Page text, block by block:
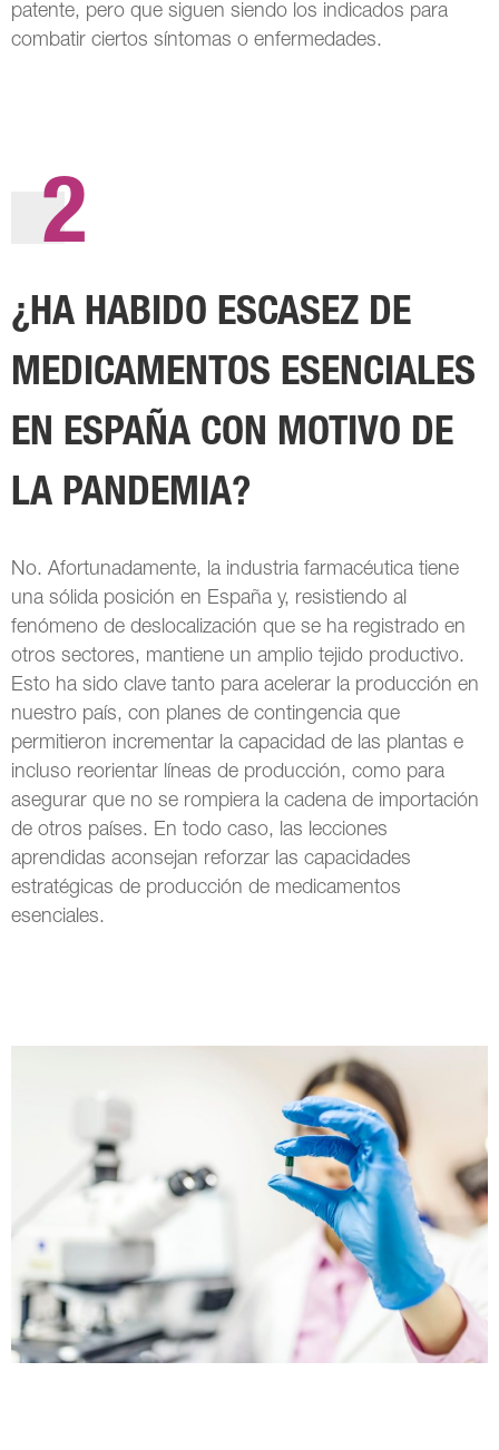
patente, pero que siguen siendo los indicados para
combatir ciertos síntomas o enfermedades.
2
¿HA HABIDO ESCASEZ DE
MEDICAMENTOS ESENCIALES
EN ESPAÑA CON MOTIVO DE
LA PANDEMIA?
No. Afortunadamente, la industria farmacéutica tiene
una sólida posición en España y, resistiendo al
fenómeno de deslocalización que se ha registrado en
otros sectores, mantiene un amplio tejido productivo.
Esto ha sido clave tanto para acelerar la producción en
nuestro país, con planes de contingencia que
permitieron incrementar la capacidad de las plantas e
incluso reorientar líneas de producción, como para
asegurar que no se rompiera la cadena de importación
de otros países. En todo caso, las lecciones
aprendidas aconsejan reforzar las capacidades
estratégicas de producción de medicamentos
esenciales.